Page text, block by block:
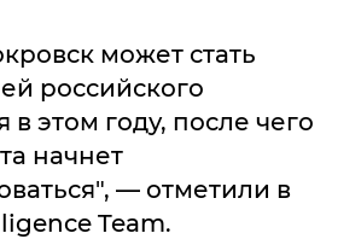
может стать
российского
в этом году, после чего
начнет
— отметили в
Team.